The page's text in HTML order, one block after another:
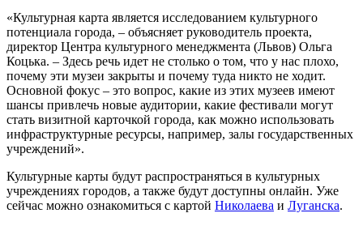
«Культурная карта является исследованием культурного
потенциала города, – объясняет руководитель проекта,
директор Центра культурного менеджмента (Львов) Ольга
Коцька. – Здесь речь идет не столько о том, что у нас плохо,
почему эти музеи закрыты и почему туда никто не ходит.
Основной фокус – это вопрос, какие из этих музеев имеют
шансы привлечь новые аудитории, какие фестивали могут
стать визитной карточкой города, как можно использовать
инфраструктурные ресурсы, например, залы государственных
учреждений».
Культурные карты будут распространяться в культурных
учреждениях городов, а также будут доступны онлайн. Уже
сейчас можно ознакомиться с картой Николаева и Луганска.